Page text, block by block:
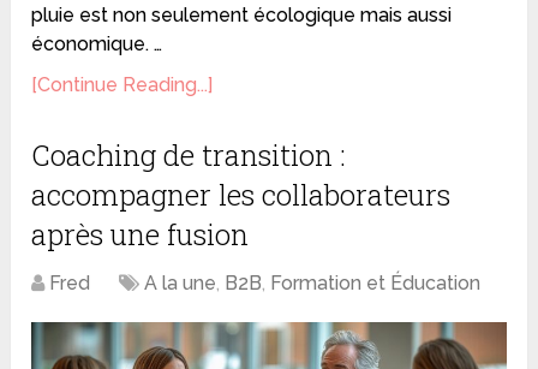
pluie est non seulement écologique mais aussi
économique. …
[Continue Reading...]
Coaching de transition :
accompagner les collaborateurs
après une fusion
Fred A la une, B2B, Formation et Éducation